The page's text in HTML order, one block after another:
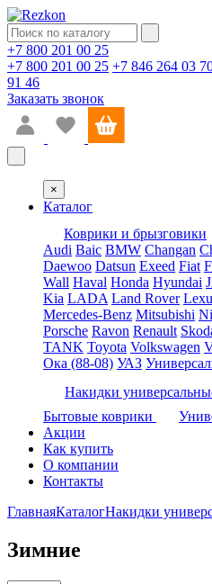
+7 800 201 00 25
+7 800 201 00 25 +7 846 264 03
91 46
Заказать звонок
×
Каталог
Коврики и брызговики
Audi Baic BMW Changan
Daewoo Datsun Exeed Fiat
Wall Haval Honda Hyundai
Kia LADA Land Rover
Mercedes-Benz Mitsubishi
Porsche Ravon Renault
TANK Toyota Volkswagen
Ока (88-08) УАЗ
Накидки
Бытовые коврики
Акции
Как купить
О компании
Контакты
ГлавнаяКаталогНакидки
Зимние